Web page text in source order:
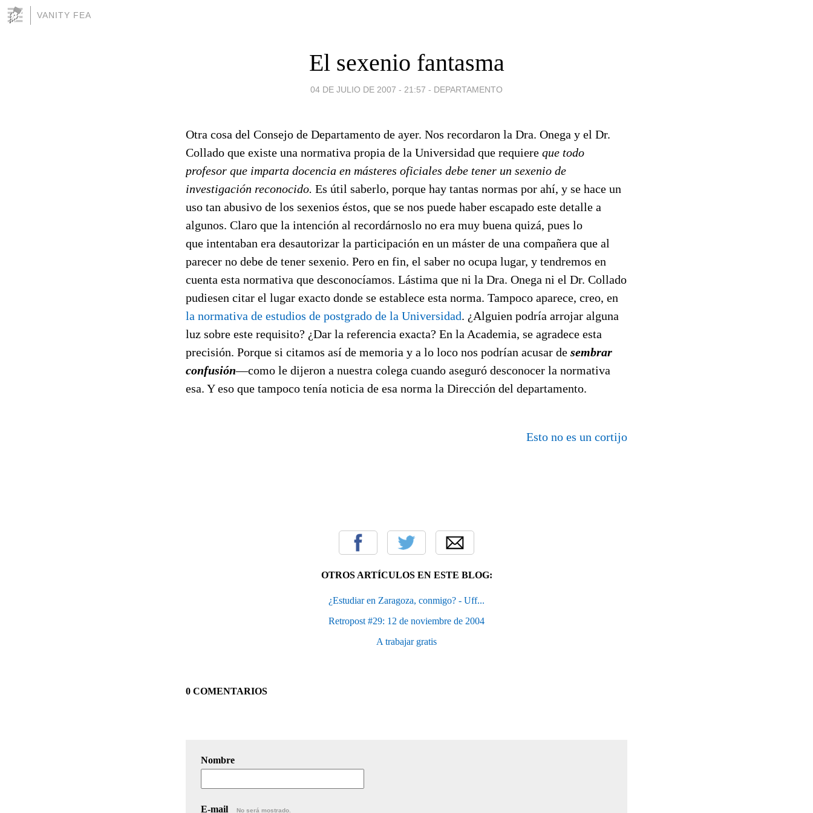
VANITY FEA
El sexenio fantasma
04 DE JULIO DE 2007 - 21:57 - DEPARTAMENTO
Otra cosa del Consejo de Departamento de ayer. Nos recordaron la Dra. Onega y el Dr.
Collado que existe una normativa propia de la Universidad que requiere que todo
profesor que imparta docencia en másteres oficiales debe tener un sexenio de
investigación reconocido. Es útil saberlo, porque hay tantas normas por ahí, y se hace un
uso tan abusivo de los sexenios éstos, que se nos puede haber escapado este detalle a
algunos. Claro que la intención al recordárnoslo no era muy buena quizá, pues lo
que intentaban era desautorizar la participación en un máster de una compañera que al
parecer no debe de tener sexenio. Pero en fin, el saber no ocupa lugar, y tendremos en
cuenta esta normativa que desconocíamos. Lástima que ni la Dra. Onega ni el Dr. Collado
pudiesen citar el lugar exacto donde se establece esta norma. Tampoco aparece, creo, en
la normativa de estudios de postgrado de la Universidad. ¿Alguien podría arrojar alguna
luz sobre este requisito? ¿Dar la referencia exacta? En la Academia, se agradece esta
precisión. Porque si citamos así de memoria y a lo loco nos podrían acusar de sembrar
confusión—como le dijeron a nuestra colega cuando aseguró desconocer la normativa
esa. Y eso que tampoco tenía noticia de esa norma la Dirección del departamento.
Esto no es un cortijo
OTROS ARTÍCULOS EN ESTE BLOG:
¿Estudiar en Zaragoza, conmigo? - Uff...
Retropost #29: 12 de noviembre de 2004
A trabajar gratis
0 COMENTARIOS
Nombre
E-mail No será mostrado.